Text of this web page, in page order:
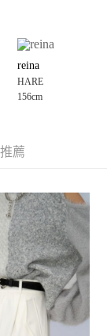
須另外申請。
到大哥付的交易
頁面所載為準。
，訂單將自動取
算日後寄送繳費提
直營門市／銀行轉
公司）所提供，讓
將買賣／分期付款
款。
AFTEE先享後付」
可透過四大超商／
。
取消訂單，請聯絡
需透過AFTEE先享
reina
HARE
156cm
薦